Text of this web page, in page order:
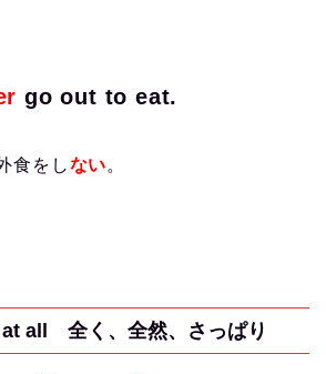
go out to eat.
食をしない。
at all 全く、全然、さっぱり